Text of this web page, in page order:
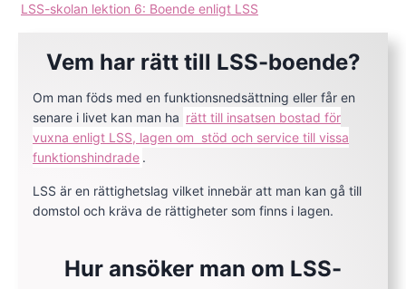
LSS-skolan lektion 6: Boende enligt LSS
Vem har rätt till LSS-boende?
Om man föds med en funktionsnedsättning eller får en
senare i livet kan man ha rätt till insatsen bostad för
vuxna enligt LSS, lagen om stöd och service till vissa
funktionshindrade .
LSS är en rättighetslag vilket innebär att man kan gå till
domstol och kräva de rättigheter som finns i lagen.
Hur ansöker man om LSS-